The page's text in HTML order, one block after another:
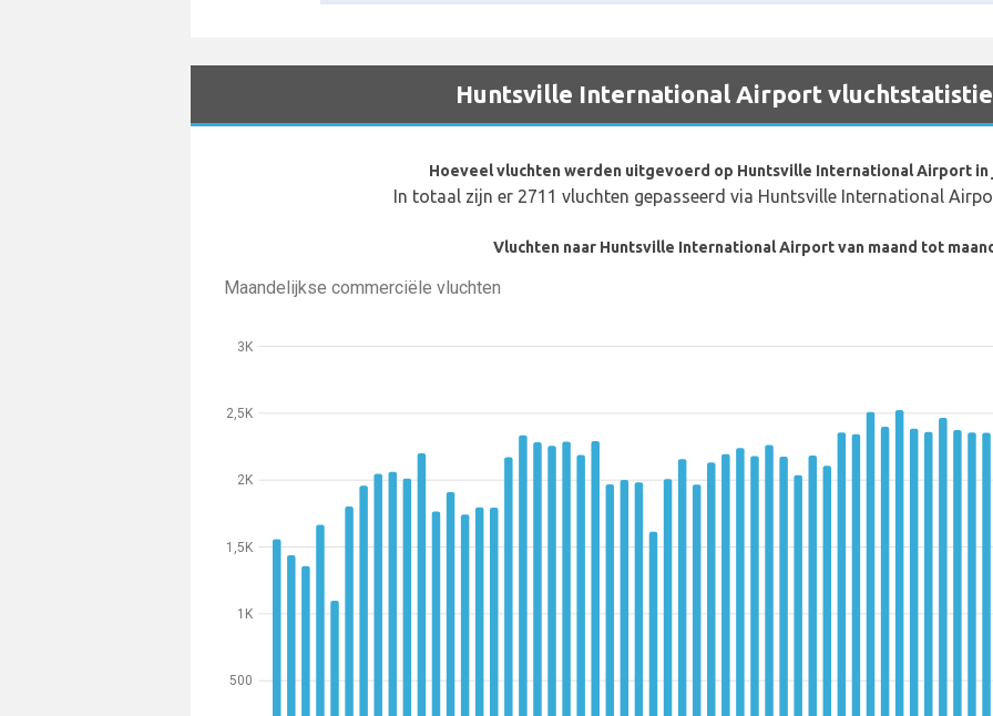
Huntsville International Airport
Hoeveel vluchten werden uitgevoerd op Huntsville International Airport in
In totaal zijn er 2711 vluchten gepasseerd via Huntsville International
Vluchten naar Huntsville International Airport van maand tot
Maandelijkse commerciële vluchten
500
1K
1,5K
2K
2,5K
3K